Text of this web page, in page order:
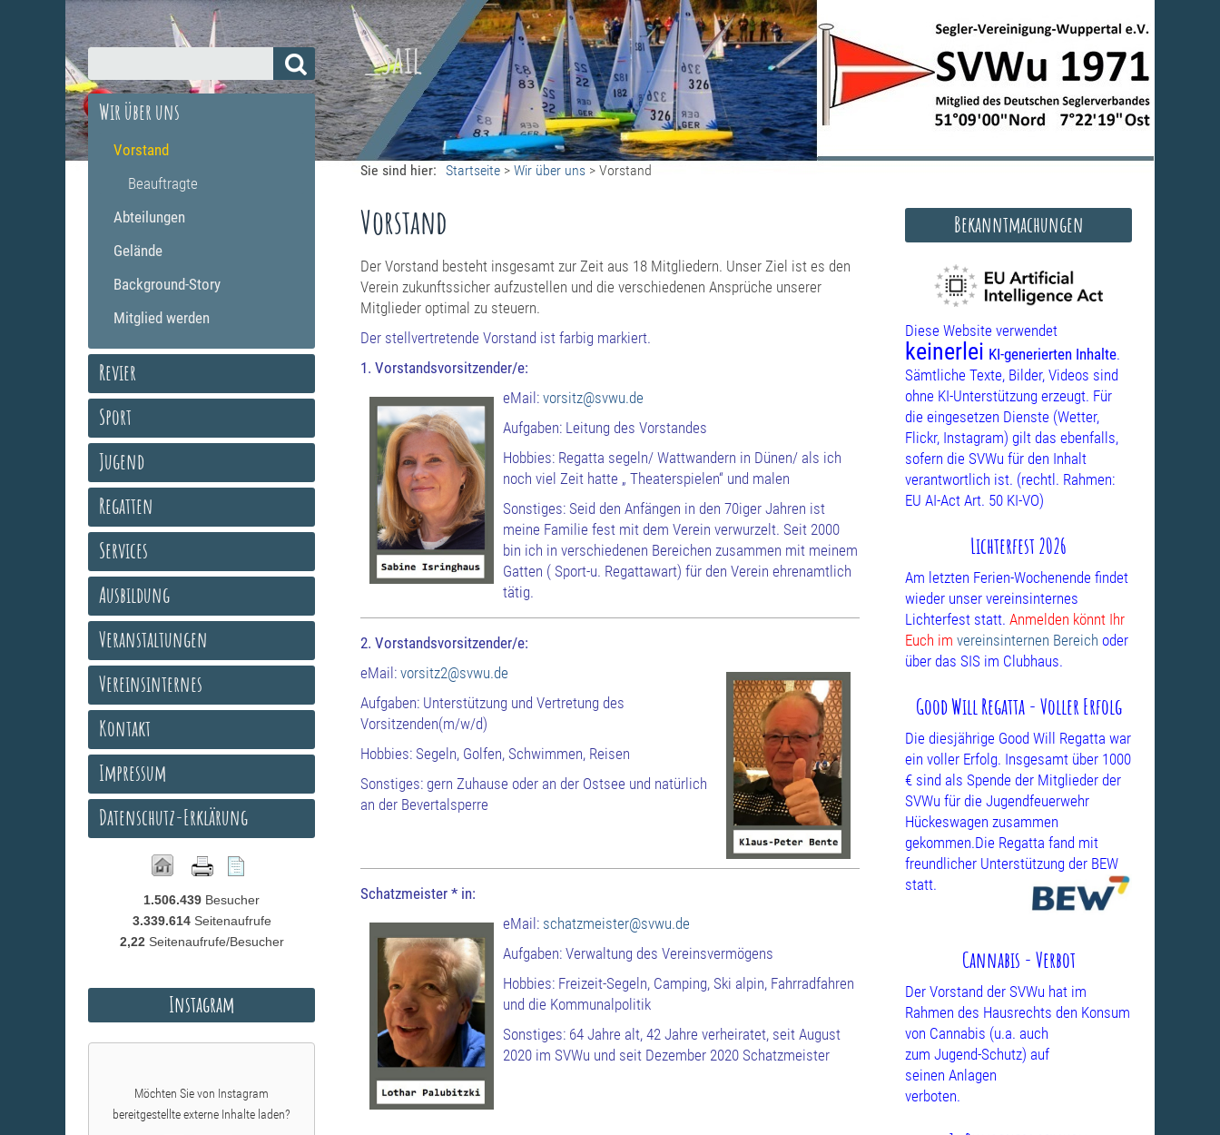
_Sail
Sie sind hier: Startseite > Wir über uns > Vorstand
Vorstand
Der Vorstand besteht insgesamt zur Zeit aus 18 Mitgliedern. Unser Ziel ist es den
Verein zukunftssicher aufzustellen und die verschiedenen Ansprüche unserer
Mitglieder optimal zu steuern.
Der stellvertretende Vorstand ist farbig markiert.
1. Vorstandsvorsitzender/e:
eMail: vorsitz@svwu.de
Aufgaben: Leitung des Vorstandes
Hobbies: Regatta segeln/ Wattwandern in Dünen/ als ich
noch viel Zeit hatte „ Theaterspielen“ und malen
Sonstiges: Seid den Anfängen in den 70iger Jahren ist
meine Familie fest mit dem Verein verwurzelt. Seit 2000
bin ich in verschiedenen Bereichen zusammen mit meinem
Gatten ( Sport-u. Regattawart) für den Verein ehrenamtlich
tätig.
2. Vorstandsvorsitzender/e:
eMail: vorsitz2@svwu.de
Aufgaben: Unterstützung und Vertretung des
Vorsitzenden(m/w/d)
Hobbies: Segeln, Golfen, Schwimmen, Reisen
Sonstiges: gern Zuhause oder an der Ostsee und natürlich
an der Bevertalsperre
Schatzmeister * in:
eMail: schatzmeister@svwu.de
Aufgaben: Verwaltung des Vereinsvermögens
Hobbies: Freizeit-Segeln, Camping, Ski alpin, Fahrradfahren
und die Kommunalpolitik
Sonstiges: 64 Jahre alt, 42 Jahre verheiratet, seit August
2020 im SVWu und seit Dezember 2020 Schatzmeister
Bekanntmachungen
Diese Website verwendet
keinerlei KI-generierten Inhalte.
Sämtliche Texte, Bilder, Videos sind
ohne KI-Unterstützung erzeugt. Für
die eingesetzen Dienste (Wetter,
Flickr, Instagram) gilt das ebenfalls,
sofern die SVWu für den Inhalt
verantwortlich ist. (rechtl. Rahmen:
EU AI-Act Art. 50 KI-VO)
Lichterfest 2026
Am letzten Ferien-Wochenende findet
wieder unser vereinsinternes
Lichterfest statt. Anmelden könnt Ihr
Euch im vereinsinternen Bereich oder
über das SIS im Clubhaus.
Good Will Regatta - Voller Erfolg
Die diesjährige Good Will Regatta war
ein voller Erfolg. Insgesamt über 1000
€ sind als Spende der Mitglieder der
SVWu für die Jugendfeuerwehr
Hückeswagen zusammen
gekommen.Die Regatta fand mit
freundlicher Unterstützung der BEW
statt.
Cannabis - Verbot
Der Vorstand der SVWu hat im
Rahmen des Hausrechts den Konsum
von Cannabis (u.a. auch
zum Jugend-Schutz) auf
seinen Anlagen
verboten.
Wir über uns
Vorstand
Beauftragte
Abteilungen
Gelände
Background-Story
Mitglied werden
Revier
Sport
Jugend
Regatten
Services
Ausbildung
Veranstaltungen
Vereinsinternes
Kontakt
Impressum
Datenschutz-Erklärung
1.506.439 Besucher
3.339.614 Seitenaufrufe
2,22 Seitenaufrufe/Besucher
Instagram
Möchten Sie von Instagram
bereitgestellte externe Inhalte laden?